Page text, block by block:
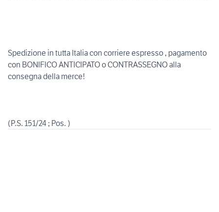
Spedizione in tutta Italia con corriere espresso , pagamento
con BONIFICO ANTICIPATO o CONTRASSEGNO alla
consegna della merce!